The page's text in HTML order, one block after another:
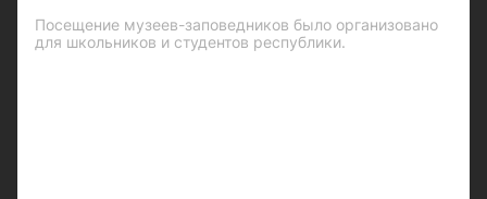
Посещение музеев-заповедников было организовано
для школьников и студентов республики.